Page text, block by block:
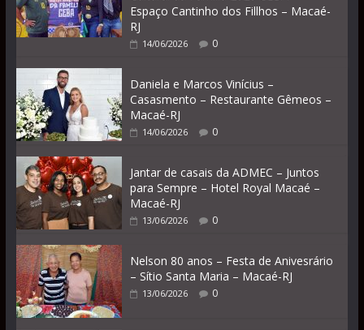
Espaço Cantinho dos Fillhos – Macaé-
RJ
14/06/2026 0
Daniela e Marcos Vinícius –
Casasmento – Restaurante Gêmeos –
Macaé-RJ
14/06/2026 0
Jantar de casais da ADMEC – Juntos
para Sempre – Hotel Royal Macaé –
Macaé-RJ
13/06/2026 0
Nelson 80 anos – Festa de Anivesrário
– Sítio Santa Maria – Macaé-RJ
13/06/2026 0